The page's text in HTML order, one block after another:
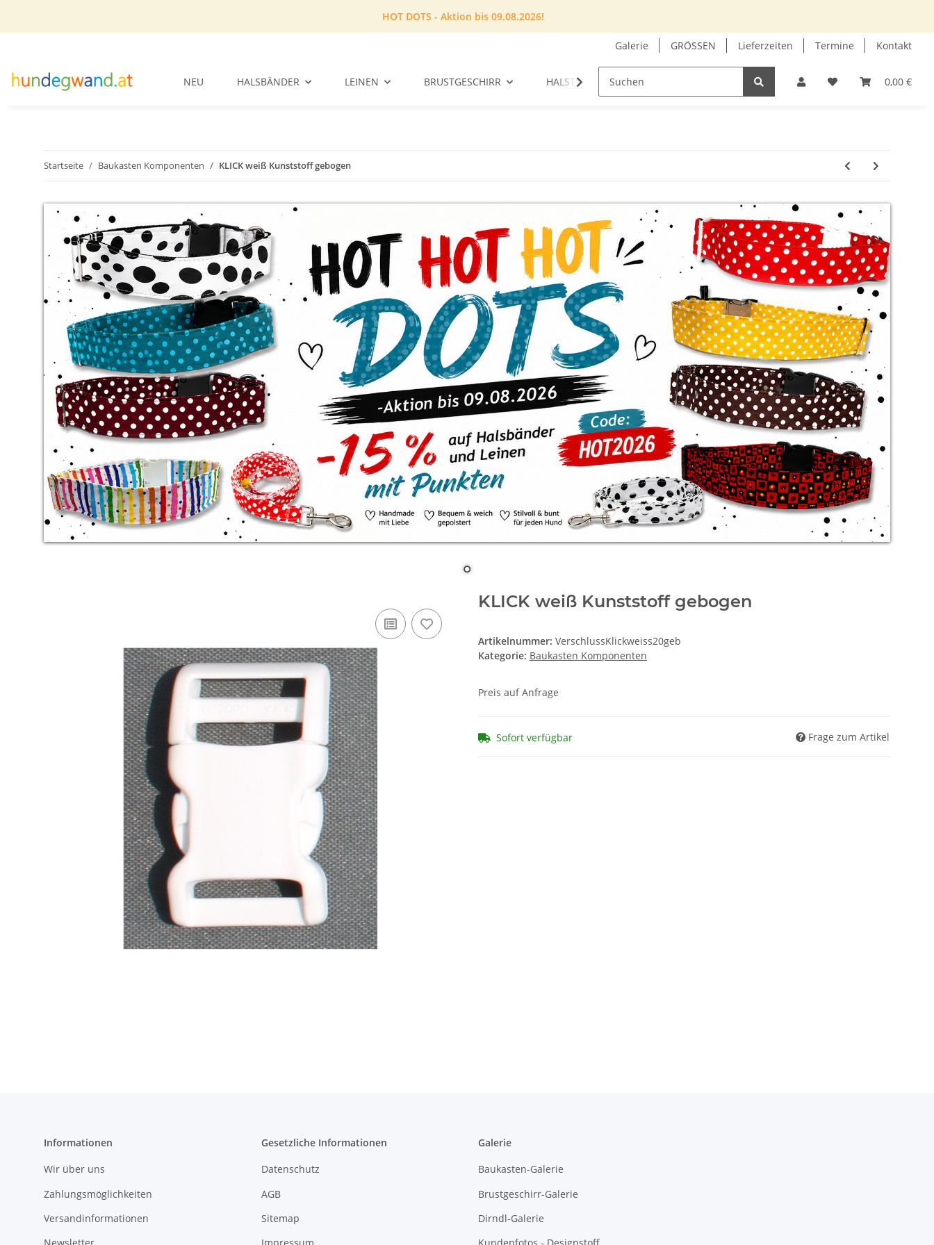
HOT DOTS - Aktion bis 09.08.2026!
Galerie GRÖSSEN Lieferzeiten Termine Kontakt
0,00 €
NEU HALSBÄNDER LEINEN BRUSTGESCHIRR HALSTUCH GUTSCHEIN INFOECKE
Startseite Baukasten Komponenten KLICK weiß Kunststoff gebogen
KLICK weiß Kunststoff gebogen
Artikelnummer: VerschlussKlickweiss20geb
Kategorie: Baukasten Komponenten
Preis auf Anfrage
Sofort verfügbar Frage zum Artikel
Informationen
Wir über uns
Zahlungsmöglichkeiten
Versandinformationen
Gesetzliche Informationen
Datenschutz
AGB
Sitemap
Galerie
Baukasten-Galerie
Brustgeschirr-Galerie
Dirndl-Galerie